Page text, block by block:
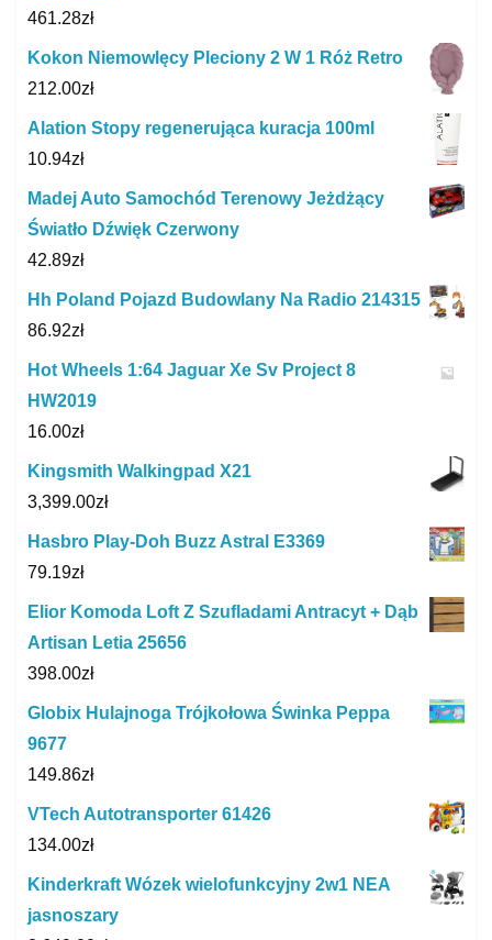
461.28zł
Kokon Niemowlęcy Pleciony 2 W 1 Róż Retro
212.00zł
Alation Stopy regenerująca kuracja 100ml
10.94zł
Madej Auto Samochód Terenowy Jeżdżący
Światło Dźwięk Czerwony
42.89zł
Hh Poland Pojazd Budowlany Na Radio 214315
86.92zł
Hot Wheels 1:64 Jaguar Xe Sv Project 8
HW2019
16.00zł
Kingsmith Walkingpad X21
3,399.00zł
Hasbro Play-Doh Buzz Astral E3369
79.19zł
Elior Komoda Loft Z Szufladami Antracyt + Dąb
Artisan Letia 25656
398.00zł
Globix Hulajnoga Trójkołowa Świnka Peppa
9677
149.86zł
VTech Autotransporter 61426
134.00zł
Kinderkraft Wózek wielofunkcyjny 2w1 NEA
jasnoszary